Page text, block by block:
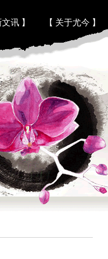
文讯 】 【 关于尤今 】